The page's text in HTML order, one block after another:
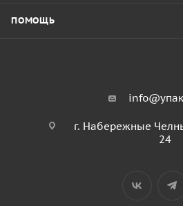
ПОМОЩЬ
г. Набережные
24